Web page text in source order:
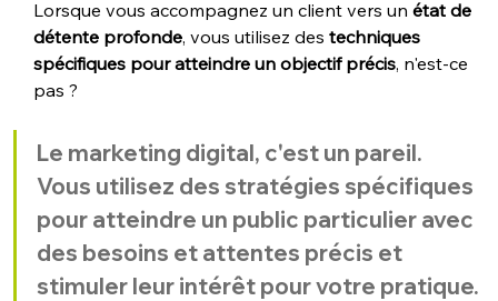
Lorsque vous accompagnez un client vers un état de
détente profonde, vous utilisez des techniques
spécifiques pour atteindre un objectif précis, n'est-ce
pas ?
Le marketing digital, c'est un pareil.
Vous utilisez des stratégies spécifiques
pour atteindre un public particulier avec
des besoins et attentes précis et
stimuler leur intérêt pour votre pratique.